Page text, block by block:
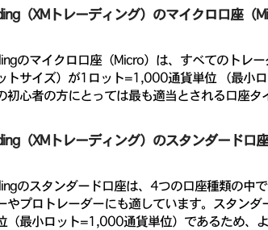
（XMトレーディング）のマイクロ口座（
のマイクロ口座（Micro）は、すべてのトレ
トサイズ）が1ロット=1,000通貨単位 （最小
初心者の方にとっては最も適当とされる口座タ
（XMトレーディング）のスタンダード口
のスタンダード口座は、4つの口座種類の中
やプロトレーダーにも適しています。スタン
（最小ロット=1,000通貨単位）であるため、